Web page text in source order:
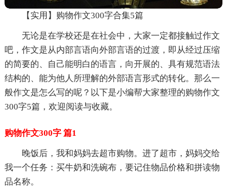
【实用】购物作文300字合集5篇
无论是在学校还是在社会中，大家一定都接触过作文
吧，作文是从内部言语向外部言语的过渡，即从经过压缩
的简要的、自己能明白的语言，向开展的、具有规范语法
结构的、能为他人所理解的外部语言形式的转化。那么一
般作文是怎么写的呢？以下是小编帮大家整理的购物作文
300字5篇，欢迎阅读与收藏。
购物作文300字 篇1
晚饭后，我和妈妈去超市购物。进了超市，妈妈交给
我一个任务：买牛奶和洗碗布，要记住物品价格和拼读物
品名称。